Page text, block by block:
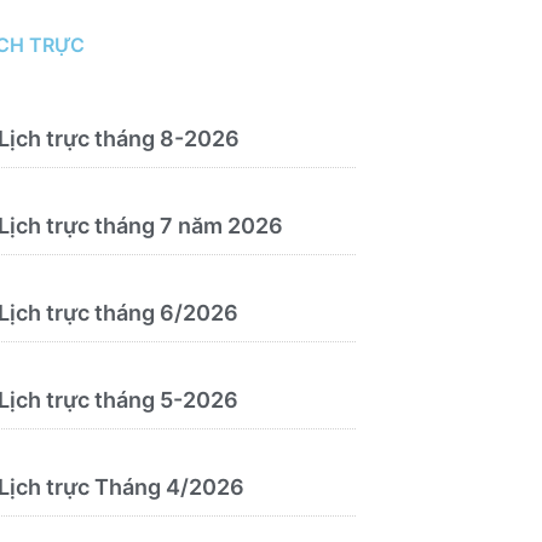
truyền, kết hợp y học cổ truyền
TRỰC
trực tháng 8-2026
trực tháng 7 năm 2026
trực tháng 6/2026
trực tháng 5-2026
trực Tháng 4/2026